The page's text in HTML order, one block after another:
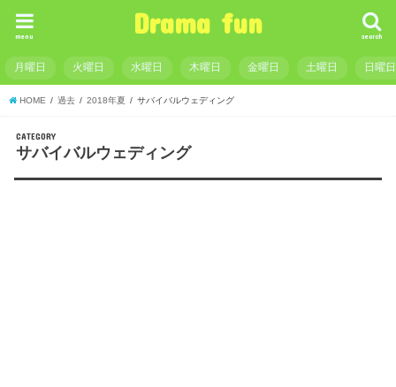
Drama fun search
menu
月曜日 火曜日 水曜日 木曜日 金曜日 土曜日 日曜日
HOME 過去 2018年夏 サバイバルウェディング
CATEGORY
サバイバルウェディング